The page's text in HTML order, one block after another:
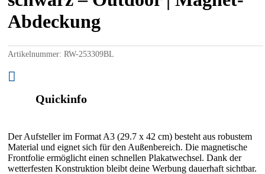
Abdeckung
Artikelnummer: RW-253309BL

Quickinfo
Der Aufsteller im Format A3 (29.7 x 42 cm) besteht aus robustem
Material und eignet sich für den Außenbereich. Die magnetische
Frontfolie ermöglicht einen schnellen Plakatwechsel. Dank der
wetterfesten Konstruktion bleibt deine Werbung dauerhaft sichtbar.